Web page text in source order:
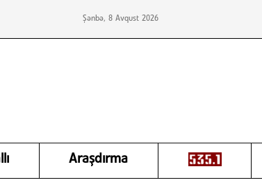
Şənbə, 8 Avqust 2026
Araşdırma